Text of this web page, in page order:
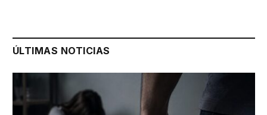
ÚLTIMAS NOTICIAS